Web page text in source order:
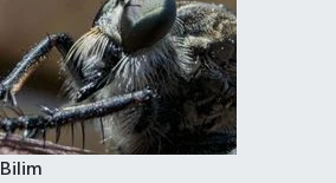
Bilim